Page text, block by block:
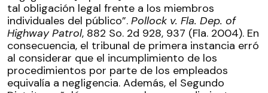
tal obligación legal frente a los miembros
individuales del público”. Pollock v. Fla. Dep. of
Highway Patrol, 882 So. 2d 928, 937 (Fla. 2004). En
consecuencia, el tribunal de primera instancia erró
al considerar que el incumplimiento de los
procedimientos por parte de los empleados
equivalía a negligencia. Además, el Segundo